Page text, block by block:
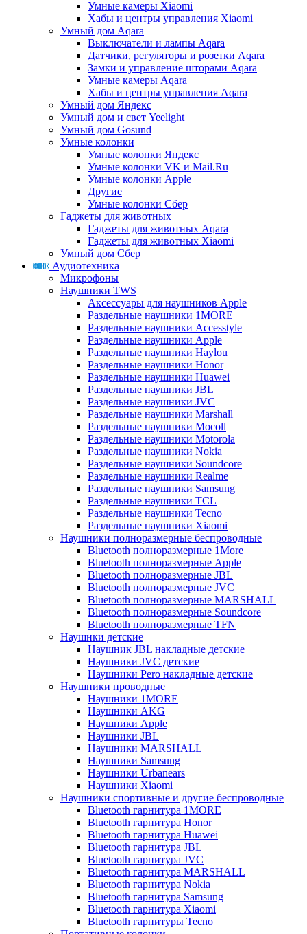
Умные камеры Xiaomi
Хабы и центры управления Xiaomi
Умный дом Aqara
Выключатели и лампы Aqara
Датчики, регуляторы и розетки Aqara
Замки и управление шторами Aqara
Умные камеры Aqara
Хабы и центры управления Aqara
Умный дом Яндекс
Умный дом и свет Yeelight
Умный дом Gosund
Умные колонки
Умные колонки Яндекс
Умные колонки VK и Mail.Ru
Умные колонки Apple
Другие
Умные колонки Сбер
Гаджеты для животных
Гаджеты для животных Aqara
Гаджеты для животных Xiaomi
Умный дом Сбер
Аудиотехника
Микрофоны
Наушники TWS
Аксессуары для наушников Apple
Раздельные наушники 1MORE
Раздельные наушники Accesstyle
Раздельные наушники Apple
Раздельные наушники Haylou
Раздельные наушники Honor
Раздельные наушники Huawei
Раздельные наушники JBL
Раздельные наушники JVC
Раздельные наушники Marshall
Раздельные наушники Mocoll
Раздельные наушники Motorola
Раздельные наушники Nokia
Раздельные наушники Soundcore
Раздельные наушники Realme
Раздельные наушники Samsung
Раздельные наушники TCL
Раздельные наушники Tecno
Раздельные наушники Xiaomi
Наушники полноразмерные беспроводные
Bluetooth полноразмерные 1More
Bluetooth полноразмерные Apple
Bluetooth полноразмерные JBL
Bluetooth полноразмерные JVC
Bluetooth полноразмерные MARSHALL
Bluetooth полноразмерные Soundcore
Bluetooth полноразмерные TFN
Наушнки детские
Наушник JBL накладные детские
Наушники JVC детские
Наушники Pero накладные детские
Наушники проводные
Наушники 1MORE
Наушники AKG
Наушники Apple
Наушники JBL
Наушники MARSHALL
Наушники Samsung
Наушники Urbanears
Наушники Xiaomi
Наушники спортивные и другие беспроводные
Bluetooth гарнитура 1MORE
Bluetooth гарнитура Honor
Bluetooth гарнитура Huawei
Bluetooth гарнитура JBL
Bluetooth гарнитура JVC
Bluetooth гарнитура MARSHALL
Bluetooth гарнитура Nokia
Bluetooth гарнитура Samsung
Bluetooth гарнитура Xiaomi
Bluetooth гарнитуры Tecno